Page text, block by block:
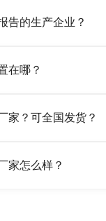
全系列隔震支座，
告的生产企业？
承接全国各地隔震
在哪？
摩擦摆四类隔震
家？可全国发货？
主营 LRB、LNR、
家怎么样？
备，提供选型、深